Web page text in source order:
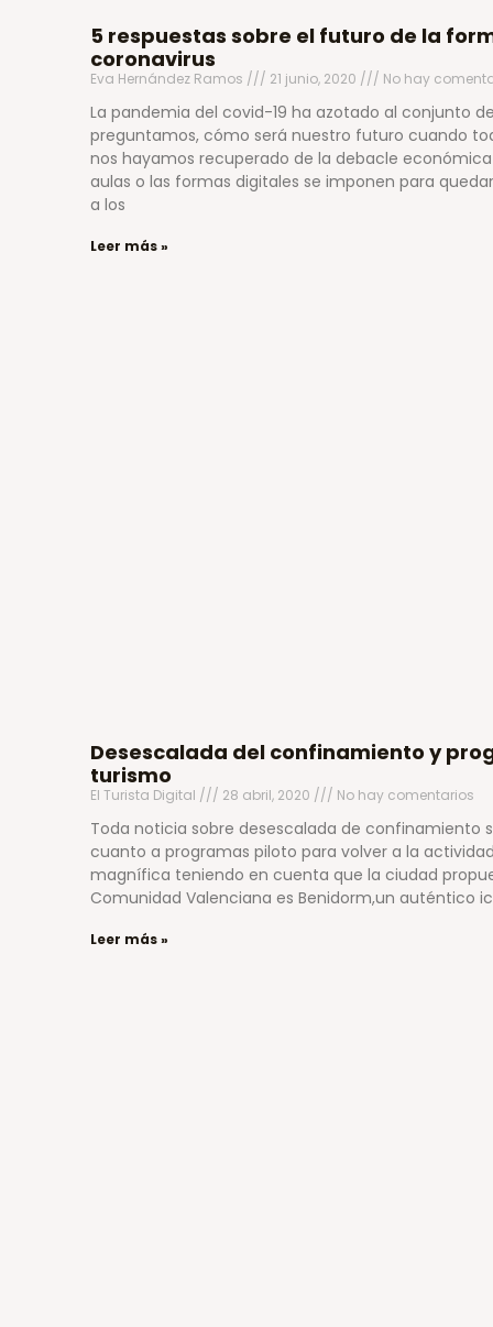
5 respuestas sobre el futuro de la
coronavirus
Eva Hernández Ramos 21 junio, 2020 No hay
La pandemia del covid-19 ha azotado al conjunto
preguntamos, cómo será nuestro futuro cuando
nos hayamos recuperado de la debacle
aulas o las formas digitales se imponen para
a los
Leer más »
Desescalada del confinamiento y
turismo
El Turista Digital 28 abril, 2020 No hay comentarios
Toda noticia sobre desescalada de confinamiento
cuanto a programas piloto para volver a la
magnífica teniendo en cuenta que la ciudad
Comunidad Valenciana es Benidorm,un auténtico
Leer más »